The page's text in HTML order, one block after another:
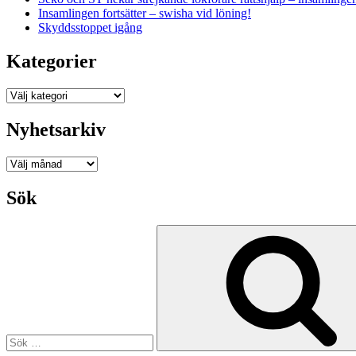
Insamlingen fortsätter – swisha vid löning!
Skyddsstoppet igång
Kategorier
Kategorier
Nyhetsarkiv
Nyhetsarkiv
Sök